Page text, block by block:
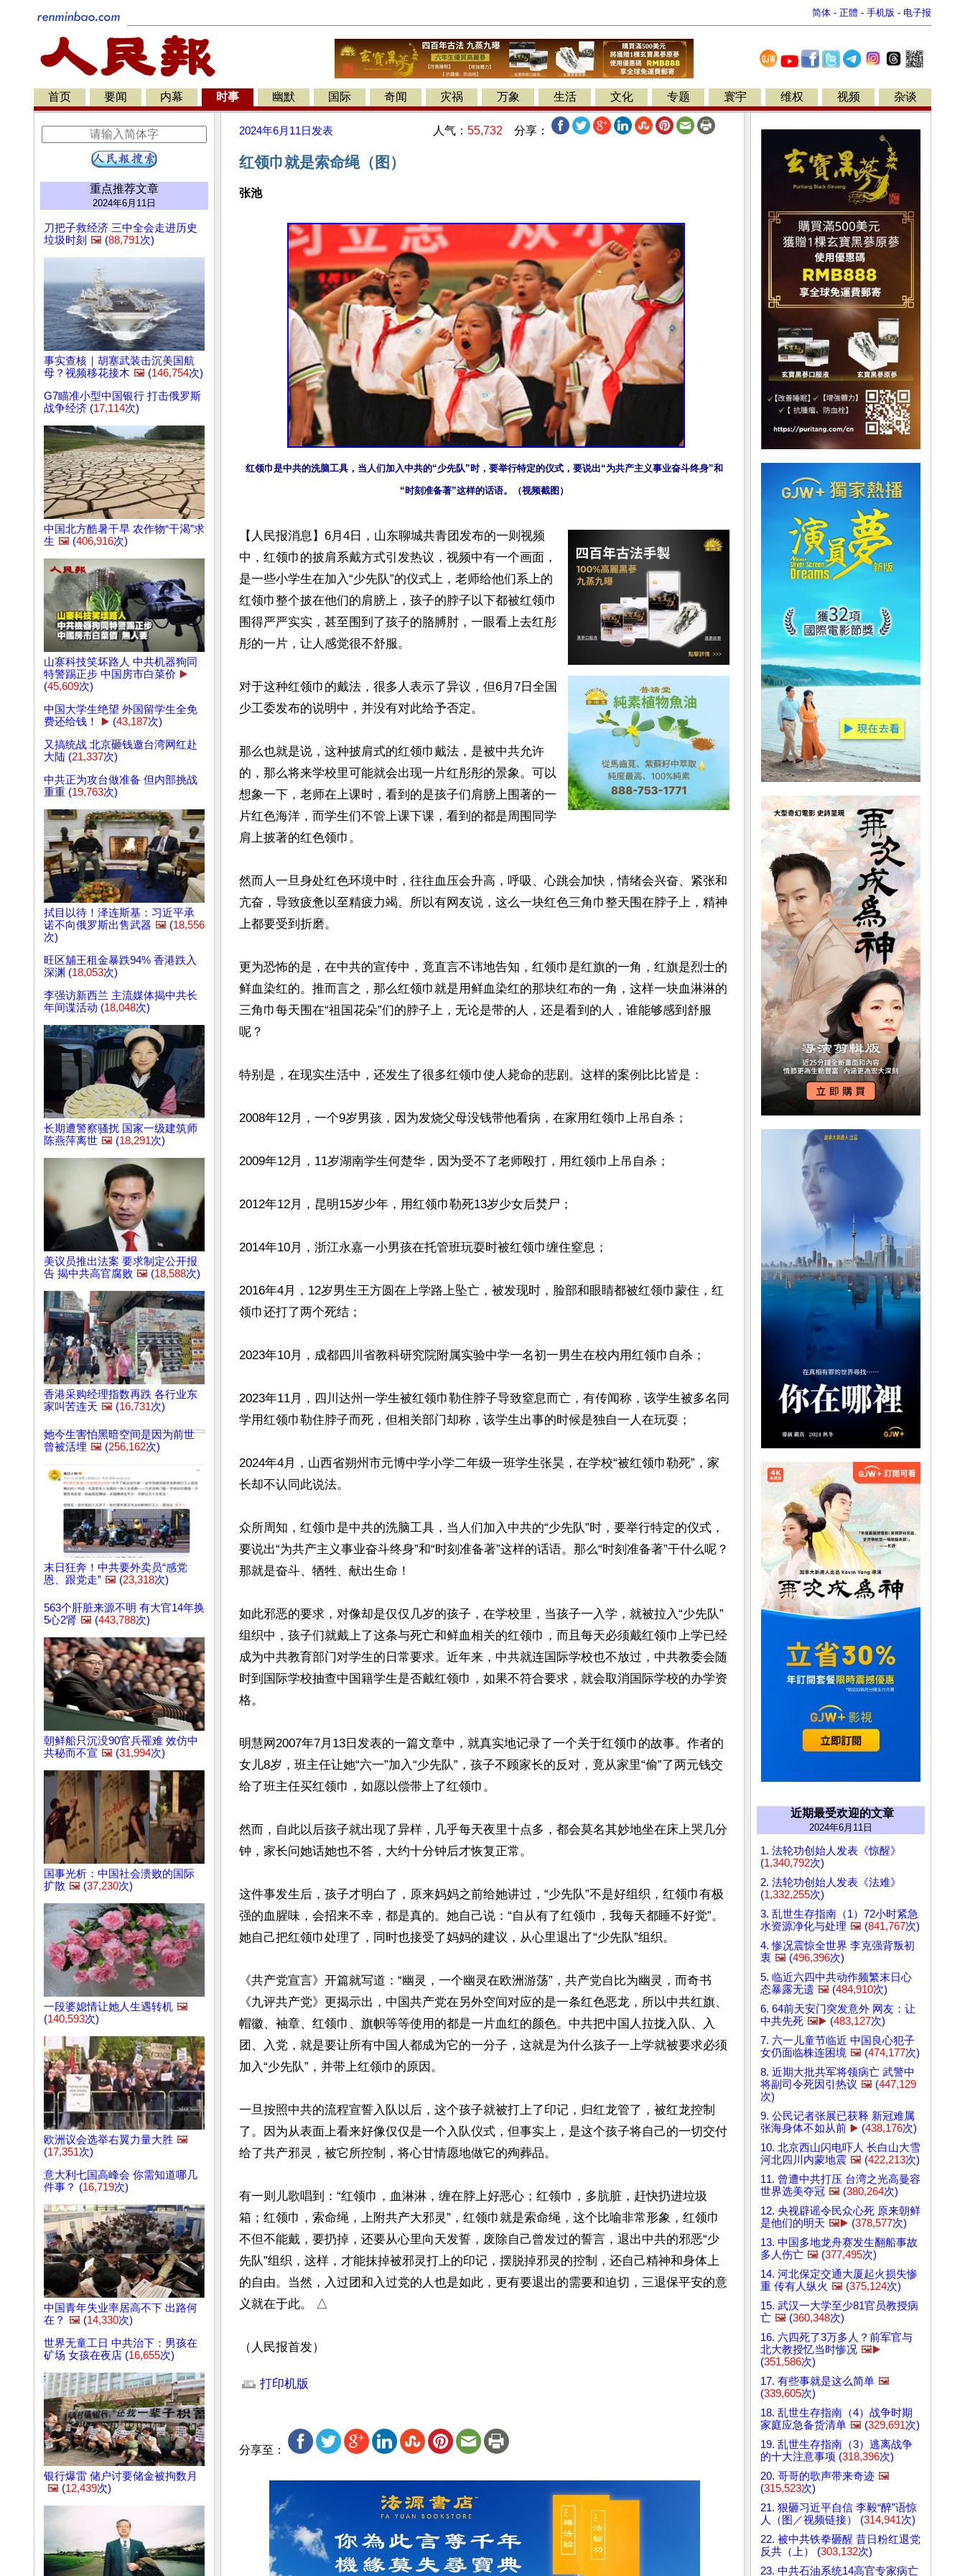
简体 - 正體 - 手机版 - 电子报
首页 要闻 内幕 时事 幽默 国际 奇闻 灾祸 万象 生活 文化 专题 寰宇 维权 视频 杂谈
重点推荐文章
2024年6月11日
刀把子救经济 三中全会走进历史
垃圾时刻 🖼️ (88,791次)
事实查核｜胡塞武装击沉美国航
母？视频移花接木 🖼️ (146,754次)
G7瞄准小型中国银行 打击俄罗斯
战争经济 (17,114次)
中国北方酷暑干旱 农作物“干渴”求
生 🖼️ (406,916次)
山寨科技笑坏路人 中共机器狗同
特警踢正步 中国房市白菜价 ▶️
(45,609次)
中国大学生绝望 外国留学生全免
费还给钱！
▶️ (43,187次)
又搞统战 北京砸钱邀台湾网红赴
大陆 (21,337次)
中共正为攻台做准备 但内部挑战
重重 (19,763次)
拭目以待！泽连斯基：习近平承
诺不向俄罗斯出售武器 🖼️ (18,556
次)
旺区舖王租金暴跌94% 香港跌入
深渊 (18,053次)
李强访新西兰 主流媒体揭中共长
年间谍活动 (18,048次)
长期遭警察骚扰 国家一级建筑师
陈燕萍离世 🖼️ (18,291次)
美议员推出法案 要求制定公开报
告 揭中共高官腐败 🖼️ (18,588次)
香港采购经理指数再跌 各行业东
家叫苦连天 🖼️ (16,731次)
她今生害怕黑暗空间是因为前世
曾被活埋 🖼️ (256,162次)
末日狂奔！中共要外卖员“感党
恩、跟党走” 🖼️ (23,318次)
563个肝脏来源不明 有大官14年换
5心2肾 🖼️ (443,788次)
朝鲜船只沉没90官兵罹难 效仿中
共秘而不宣 🖼️ (31,994次)
国事光析：中国社会溃败的国际
扩散 🖼️ (37,230次)
一段婆媳情让她人生遇转机 🖼️
(140,593次)
欧洲议会选举右翼力量大胜 🖼️
(17,351次)
意大利七国高峰会 你需知道哪几
件事？ (16,719次)
中国青年失业率居高不下 出路何
在？ 🖼️ (14,330次)
世界无童工日 中共治下：男孩在
矿场 女孩在夜店 (16,655次)
银行爆雷 储户讨要储金被拘数月
🖼️ (12,439次)
2024年6月11日 发表 人气： 55,732 分享：
红领巾就是索命绳（图）
张池
红领巾是中共的洗脑工具，当人们加入中共的“少先队”时，要举行特定的仪式，要说出“为共产主义事业奋斗终身”和
“时刻准备著”这样的话语。（视频截图）
【人民报消息】6月4日，山东聊城共青团发布的一则视频
中，红领巾的披肩系戴方式引发热议，视频中有一个画面，
是一些小学生在加入“少先队”的仪式上，老师给他们系上的
红领巾整个披在他们的肩膀上，孩子的脖子以下都被红领巾
围得严严实实，甚至围到了孩子的胳膊肘，一眼看上去红彤
彤的一片，让人感觉很不舒服。
对于这种红领巾的戴法，很多人表示了异议，但6月7日全国
少工委发布的说明中，并没有对此给予否定。
那么也就是说，这种披肩式的红领巾戴法，是被中共允许
的，那么将来学校里可能就会出现一片红彤彤的景象。可以
想象一下，老师在上课时，看到的是孩子们肩膀上围著的一
片红色海洋，而学生们不管上课下课，看到的都是周围同学
肩上披著的红色领巾。
然而人一旦身处红色环境中时，往往血压会升高，呼吸、心跳会加快，情绪会兴奋、紧张和
亢奋，导致疲惫以至精疲力竭。所以有网友说，这么一块红色三角巾整天围在脖子上，精神
上都要受到折磨。
更为恐怖的是，在中共的宣传中，竟直言不讳地告知，红领巾是红旗的一角，红旗是烈士的
鲜血染红的。推而言之，那么红领巾就是用鲜血染红的那块红布的一角，这样一块血淋淋的
三角巾每天围在“祖国花朵”们的脖子上，无论是带的人，还是看到的人，谁能够感到舒服
呢？
特别是，在现实生活中，还发生了很多红领巾使人毙命的悲剧。这样的案例比比皆是：
2008年12月，一个9岁男孩，因为发烧父母没钱带他看病，在家用红领巾上吊自杀；
2009年12月，11岁湖南学生何楚华，因为受不了老师殴打，用红领巾上吊自杀；
2012年12月，昆明15岁少年，用红领巾勒死13岁少女后焚尸；
2014年10月，浙江永嘉一小男孩在托管班玩耍时被红领巾缠住窒息；
2016年4月，12岁男生王方圆在上学路上坠亡，被发现时，脸部和眼睛都被红领巾蒙住，红
领巾还打了两个死结；
2023年10月，成都四川省教科研究院附属实验中学一名初一男生在校内用红领巾自杀；
2023年11月，四川达州一学生被红领巾勒住脖子导致窒息而亡，有传闻称，该学生被多名同
学用红领巾勒住脖子而死，但相关部门却称，该学生出事的时候是独自一人在玩耍；
2024年4月，山西省朔州市元博中学小学二年级一班学生张昊，在学校“被红领巾勒死”，家
长却不认同此说法。
众所周知，红领巾是中共的洗脑工具，当人们加入中共的“少先队”时，要举行特定的仪式，
要说出“为共产主义事业奋斗终身”和“时刻准备著”这样的话语。那么“时刻准备著”干什么呢？
那就是奋斗、牺牲、献出生命！
如此邪恶的要求，对像却是仅仅几岁的孩子，在学校里，当孩子一入学，就被拉入“少先队”
组织中，孩子们就戴上了这条与死亡和鲜血相关的红领巾，而且每天必须戴红领巾上学已经
成为中共教育部门对学生的日常要求。近年来，中共就连国际学校也不放过，中共教委会随
时到国际学校抽查中国籍学生是否戴红领巾，如果不符合要求，就会取消国际学校的办学资
格。
明慧网2007年7月13日发表的一篇文章中，就真实地记录了一个关于红领巾的故事。作者的
女儿8岁，班主任让她“六一”加入“少先队”，孩子不顾家长的反对，竟从家里“偷”了两元钱交
给了班主任买红领巾，如愿以偿带上了红领巾。
然而，自此以后孩子就出现了异样，几乎每天夜里十点多，都会莫名其妙地坐在床上哭几分
钟，家长问她话她也不答，大约十分钟后才恢复正常。
这件事发生后，孩子才明白了，原来妈妈之前给她讲过，“少先队”不是好组织，红领巾有极
强的血腥味，会招来不幸，都是真的。她自己说：“自从有了红领巾，我每天都睡不好觉”。
她自己把红领巾处理了，同时也接受了妈妈的建议，从心里退出了“少先队”组织。
《共产党宣言》开篇就写道：“幽灵，一个幽灵在欧洲游荡”，共产党自比为幽灵，而奇书
《九评共产党》更揭示出，中国共产党在另外空间对应的是一条红色恶龙，所以中共红旗、
帽徽、袖章、红领巾、旗帜等等使用的都是一片血红的颜色。中共把中国人拉拢入队、入
团、入党，就是要让所有中国人都成为它的一分子，这就是为什么孩子一上学就被要求必须
加入“少先队”，并带上红领巾的原因。
一旦按照中共的流程宣誓入队以后，这个孩子就被打上了印记，归红龙管了，被红龙控制
了。因为从表面上看来好像仅仅是一个入队仪式，但事实上，是这个孩子将自己的一切交付
给了共产邪灵，被它所控制，将心甘情愿地做它的殉葬品。
有一则儿歌唱到：“红领巾，血淋淋，缠在脖上好恶心；红领巾，多肮脏，赶快扔进垃圾
箱；红领巾，索命绳，上附共产大邪灵”，红领巾就是索命绳，这个比喻非常形象，红领巾
不但不能戴，要扔掉，还要从心里向天发誓，废除自己曾发过的誓言，退出中共的邪恶“少
先队”组织，这样，才能抹掉被邪灵打上的印记，摆脱掉邪灵的控制，还自己精神和身体上
的自由。当然，入过团和入过党的人也是如此，更有要退出的需要和迫切，三退保平安的意
义就在于此。 △
（人民报首发）
打印机版
分享至：
近期最受欢迎的文章
2024年6月11日
1. 法轮功创始人发表《惊醒》
(1,340,792次)
2. 法轮功创始人发表《法难》
(1,332,255次)
3. 乱世生存指南（1）72小时紧急
水资源净化与处理 🖼️ (841,767次)
4. 惨况震惊全世界 李克强背叛初
衷 🖼️ (496,396次)
5. 临近六四中共动作频繁末日心
态暴露无遗 🖼️ (484,910次)
6. 64前天安门突发意外 网友：让
中共先死 🖼️▶️ (483,127次)
7. 六一儿童节临近 中国良心犯子
女仍面临株连困境 🖼️ (474,177次)
8. 近期大批共军将领病亡 武警中
将副司令死因引热议 🖼️ (447,129
次)
9. 公民记者张展已获释 新冠难属
张海身体不如从前 ▶️ (438,176次)
10. 北京西山闪电吓人 长白山大雪
河北四川内蒙地震 🖼️ (422,213次)
11. 曾遭中共打压 台湾之光高曼容
世界选美夺冠 🖼️ (380,264次)
12. 央视辟谣令民众心死 原来朝鲜
是他们的明天 🖼️▶️ (378,577次)
13. 中国多地龙舟赛发生翻船事故
多人伤亡 🖼️ (377,495次)
14. 河北保定交通大厦起火损失惨
重 传有人纵火 🖼️ (375,124次)
15. 武汉一大学至少81官员教授病
亡 🖼️ (360,348次)
16. 六四死了3万多人？前军官与
北大教授忆当时惨况 🖼️▶️
(351,586次)
17. 有些事就是这么简单 🖼️
(339,605次)
18. 乱世生存指南（4）战争时期
家庭应急备货清单 🖼️ (329,691次)
19. 乱世生存指南（3）逃离战争
的十大注意事项 (318,396次)
20. 哥哥的歌声带来奇迹 🖼️
(315,523次)
21. 狠砸习近平自信 李毅“醉”语惊
人（图／视频链接） (314,941次)
22. 被中共铁拳砸醒 昔日粉红退党
反共（上） (303,132次)
23. 中共石油系统14高官专家病亡